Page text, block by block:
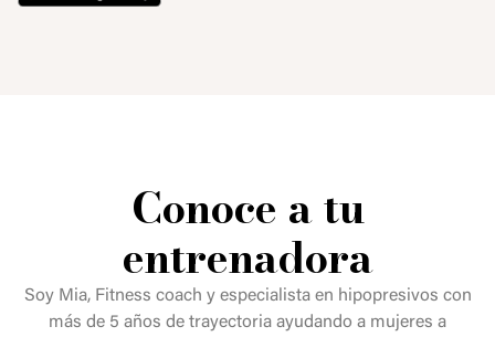
Conoce a tu
entrenadora
Soy Mia, Fitness coach y especialista en hipopresivos con
más de 5 años de trayectoria ayudando a mujeres a